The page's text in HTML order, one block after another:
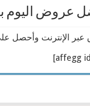
عروض اليوم
عبر الإنترنت وأحصل